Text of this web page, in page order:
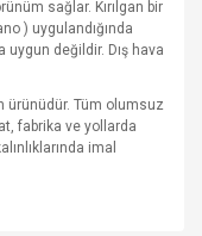
sağlar. Kırılgan bir
) uygulandığında
uygun değildir. Dış hava
ürünüdür. Tüm olumsuz
fabrika ve yollarda
imal